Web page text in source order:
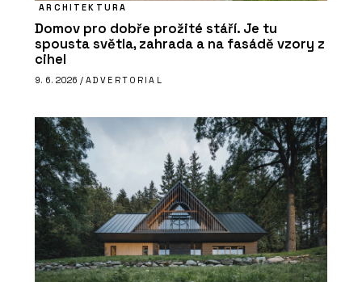
ARCHITEKTURA
Domov pro dobře prožité stáří. Je tu
spousta světla, zahrada a na fasádě vzory z
cihel
9. 6. 2026 / ADVERTORIAL